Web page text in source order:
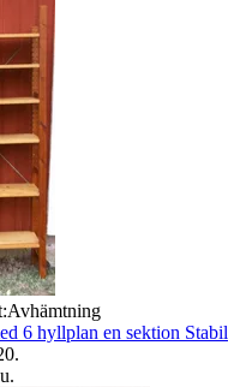
Avhämtning
6 hyllplan en sektion Stabil
.
.